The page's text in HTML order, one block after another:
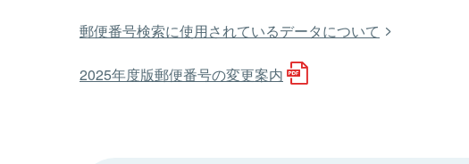
郵便番号検索に使用されているデータについて
2025年度版郵便番号の変更案内